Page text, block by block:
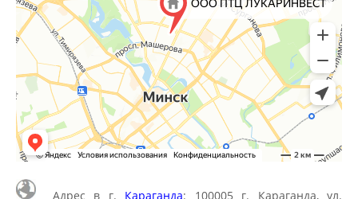
Адрес в г. Караганда: 100005 г. Караганда, ул.